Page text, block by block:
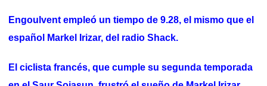
Engoulvent empleó un tiempo de 9.28, el mismo que el
español Markel Irizar, del radio Shack.
El ciclista francés, que cumple su segunda temporada